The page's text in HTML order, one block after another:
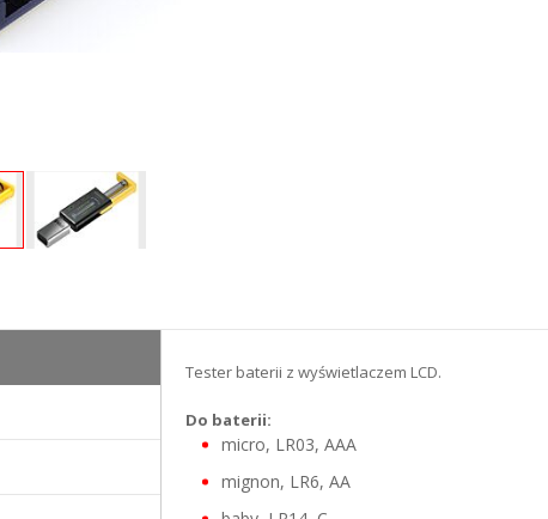
Tester baterii z wyświetlaczem LCD.
Do baterii:
micro, LR03, AAA
mignon, LR6, AA